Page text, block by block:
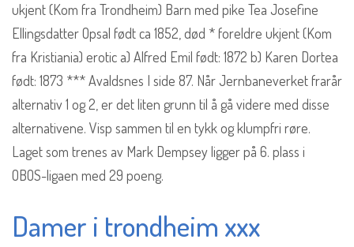
ukjent (Kom fra Trondheim) Barn med pike Tea Josefine
Ellingsdatter Opsal født ca 1852, død * foreldre ukjent (Kom
fra Kristiania) erotic a) Alfred Emil født: 1872 b) Karen Dortea
født: 1873 *** Avaldsnes I side 87. Når Jernbaneverket frarår
alternativ 1 og 2, er det liten grunn til å gå videre med disse
alternativene. Visp sammen til en tykk og klumpfri røre.
Laget som trenes av Mark Dempsey ligger på 6. plass i
OBOS-ligaen med 29 poeng.
Damer i trondheim xxx